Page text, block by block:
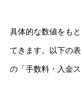
具体的な数値をも
てきます。以下の
の「手数料・入金